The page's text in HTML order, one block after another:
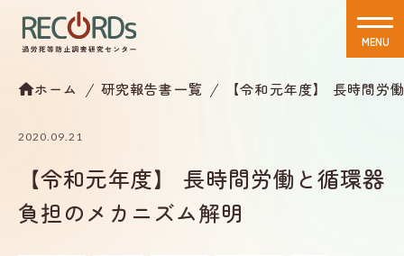
MENU
ホーム 研究報告書一覧 【令和元年度】 長時間労
2020.09.21
【令和元年度】 長時間労働と循環器
負担のメカニズム解明